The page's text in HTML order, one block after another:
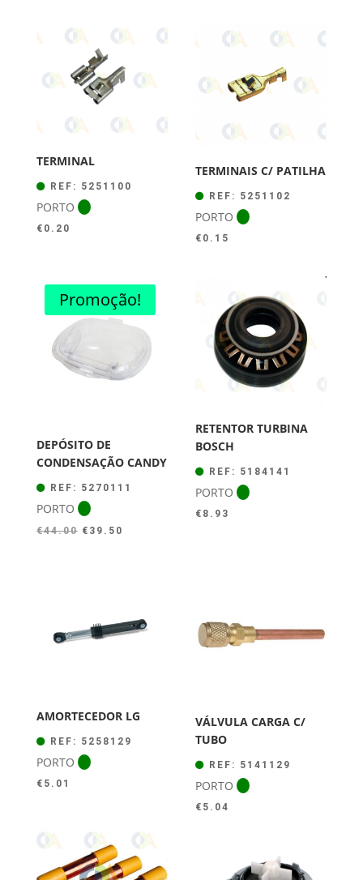
TERMINAL
REF: 5251100
PORTO
€ 0.20
TERMINAIS C/ PATILHA
REF: 5251102
PORTO
€ 0.15
Promoção!
DEPÓSITO DE
CONDENSAÇÃO CANDY
REF: 5270111
PORTO
€44.00 O
€ 39.50
RETENTOR TURBINA
BOSCH
REF: 5184141
PORTO
€ 8.93
AMORTECEDOR LG
REF: 5258129
PORTO
€ 5.01
VÁLVULA CARGA C/
TUBO
REF: 5141129
PORTO
€ 5.04